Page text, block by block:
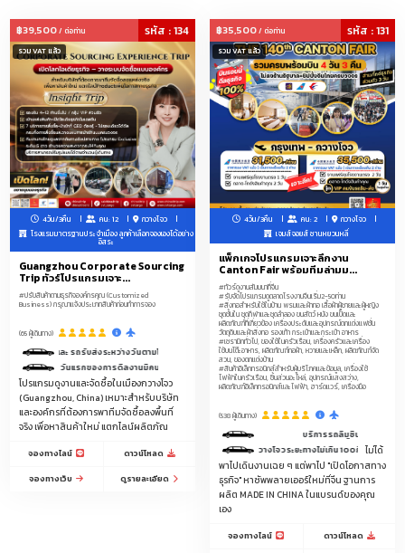
อุปกรณ์เสริมความงาม ผ้าปูที่นอน เครื่องประดับ
ชุดชั้นในชายหญิงและเด็ก ชุดนอน แพคเกจจิ้ง โซล่าเซลล์
โทรศัพท์มือถือ คอมพิวเตอร์ อุปกรณ์แคมปิ้ง
อุปกรณ์แต่งร้าน-ราวแขวน-หุ่น--ป้ายtagแบรนด์เสื้อผ้า-แพคเกจจิ้ง-ถุง
ผ้าม้วน ของใช้ของเล่นเด็ก ทัวร์ดูงานสัมมนาที่จีน
รับจัดโปรแกรมดูตลาดโรงงานจีนเริ่ม2-50ท่าน
Hirono, LiLiOS, SKULLPANDA, Teletubbies, molly, labubu, Crybabe,
POPMART, Popbeans
โกดังลับARTTOY (ขายถูกกว่าช้อป)
เพชรแท้+เพชรแล๊บ-เพชรLAB-CVD-เพชรโมซาไนต์-โมอีส+เพชรจิว
สิ่งทอสำหรับใช้ในบ้าน พรมและผ้าทอ เสื้อผ้าผู้ชายและผู้หญิง ชุดชั้นใน ชุดกีฬาและ
ชุดลำลอง ขนสัตว์ หนัง ขนเป็ดและผลิตภัณฑ์ที่เกี่ยวข้อง เครื่องประดับและอุปกรณ์
ตกแต่งแฟชั่น วัตถุดิบและผ้าสิ่งทอ รองเท้า กระเป๋าและกระเป๋า อาหาร
ผลิตภัณฑ์กีฬา การเดินทางและสันทนาการ ยา ผลิตภัณฑ์เพื่อสุขภาพและอุปกรณ์
การแพทย์ ผลิตภัณฑ์และอาหารสำหรับสัตว์เลี้ยง เครื่องใช้ในห้องน้ำ ผลิตภัณฑ์ดูแล
ส่วนบุคคล เครื่องใช้สำนักงาน ของเล่น เสื้อผ้าเด็ก ผลิตภัณฑ์สำหรับเด็ก ทารกและ
เซรามิกทั่วไป, ของใช้ในครัวเรือน, เครื่องครัวและเครื่องใช้บนโต๊ะอาหาร, ผลิตภัณฑ์
ทอผ้า, หวายและเหล็ก, ผลิตภัณฑ์จัดสวน, ของตกแต่งบ้าน
฿39,500/ ต่อท่าน
รวม VAT แล้ว
รหัส : 134
4วัน/3คืน คน: 12
กวางโจว
โรงแรมมาตรฐานประจำเมือง ลูกค้าเลือกจองเองได้อย่าง
อิสระ
Guangzhou Corporate Sourcing
Trip ทัวร์โปรแกรมเจาะ...
#ปรับสินค้าตามธุรกิจองค์กรคุณ (Customized
Business) กรุณาแจ้งประเภทสินค้าก่อนทำการจอง
(65 ผู้เดินทาง)
ละ รถรับส่งระหว่างวันตามโปรแกรมที่กำหนด
2 วันแรกของการดีลงานมีคนขับรถรับ-ส่งบริการ 1 วัน 9.00-18.00 น.
โปรแกรมดูงานและจัดซื้อในเมืองกวางโจว
(Guangzhou, China) เหมาะสำหรับบริษัท
และองค์กรที่ต้องการพาทีมจัดซื้อลงพื้นที่
จริง เพื่อหาสินค้าใหม่ แตกไลน์ผลิตภัณ
จองทางไลน์
ดาวน์โหลด
จองทางเว็บ
ดูรายละเอียด
฿35,500/ ต่อท่าน
รวม VAT แล้ว
รหัส : 131
4วัน/3คืน คน: 2
กวางโจว
เจมส์จอยส์ ซานหยวนหลี่
แพ็กเกจโปรแกรมเจาะลึกงาน
Canton Fair พร้อมทีมล่ามม...
#ทัวร์ดูงานสัมมนาที่จีน
#รับจัดโปรแกรมดูตลาดโรงงานจีนเริ่ม2-50ท่าน
#สิ่งทอสำหรับใช้ในบ้าน พรมและผ้าทอ เสื้อผ้าผู้ชายและผู้หญิง
ชุดชั้นใน ชุดกีฬาและชุดลำลอง ขนสัตว์ หนัง ขนเป็ดและ
ผลิตภัณฑ์ที่เกี่ยวข้อง เครื่องประดับและอุปกรณ์ตกแต่งแฟชั่น
วัตถุดิบและผ้าสิ่งทอ รองเท้า กระเป๋าและกระเป๋า อาหาร
#เซรามิกทั่วไป, ของใช้ในครัวเรือน, เครื่องครัวและเครื่อง
ใช้บนโต๊ะอาหาร, ผลิตภัณฑ์ทอผ้า, หวายและเหล็ก, ผลิตภัณฑ์จัด
สวน, ของตกแต่งบ้าน
#สินค้าอิเล็กทรอนิกส์สำหรับผู้บริโภคและข้อมูล, เครื่องใช้
ไฟฟ้าในครัวเรือน, ชิ้นส่วนอะไหล่, อุปกรณ์แสงสว่าง,
ผลิตภัณฑ์อิเล็กทรอนิกส์และไฟฟ้า, ฮาร์ดแวร์, เครื่องมือ
(538 ผู้เดินทาง)
บริการรถลีมูซีนพร้อมคนขับรถ ระหว่าง
ขับรถบริการรับส่งระหว่างวัน 9.00-17.00 น. ในเมืองกวางโจวระยะทางไม่เกิน 100กิโลเมตร
ไม่ได้
พาไปเดินงานเฉย ๆ แต่พาไป "เปิดโอกาสทาง
ธุรกิจ" หาซัพพลายเออร์ใหม่ที่จีน ฐานการ
ผลิต MADE IN CHINA ในแบรนด์ของคุณ
เอง
จองทางไลน์
ดาวน์โหลด